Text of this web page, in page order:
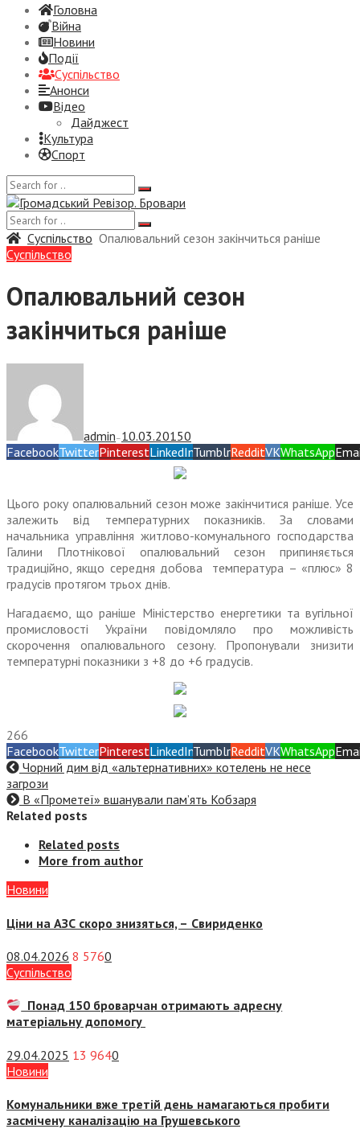
Головна
Війна
Новини
Події
Суспiльство
Анонси
Відео
Дайджест
Культура
Спорт
Суспiльство Опалювальний сезон закінчиться раніше
Суспiльство
Опалювальний сезон
закінчиться раніше
admin — 10.03.20150
FacebookTwitterPinterestLinkedInTumblrRedditVKWhatsApp
Цього року опалювальний сезон може закінчитися раніше. Усе
залежить від температурних показників. За словами
начальника управління житлово-комунального господарства
Галини Плотнікової опалювальний сезон припиняється
традиційно, якщо середня добова температура – «плюс» 8
градусів протягом трьох днів.
Нагадаємо, що раніше Міністерство енергетики та вугільної
промисловості України повідомляло про можливість
скорочення опалювального сезону. Пропонували знизити
температурні показники з +8 до +6 градусів.
266
FacebookTwitterPinterestLinkedInTumblrRedditVKWhatsApp
Чорний дим від «альтернативних» котелень не несе
загрози
В «Прометеї» вшанували пам’ять Кобзаря
Related posts
Related posts
More from author
Новини
Ціни на АЗС скоро знизяться, – Свириденко
08.04.2026 8 5760
Суспiльство
Понад 150 броварчан отримають адресну
матеріальну допомогу
29.04.2025 13 9640
Новини
Комунальники вже третій день намагаються пробити
засмічену каналізацію на Грушевського